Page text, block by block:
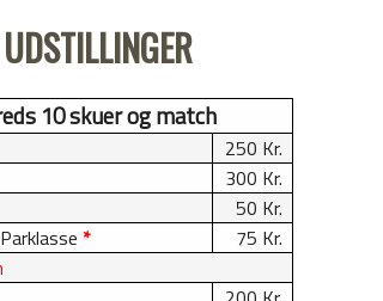
10 skuer og match
250 Kr.
300 Kr.
50 Kr.
*
75 Kr.